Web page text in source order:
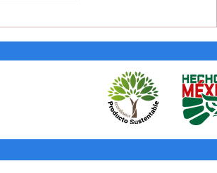
Obtén un cabello más bonito
con éstas mascarillas